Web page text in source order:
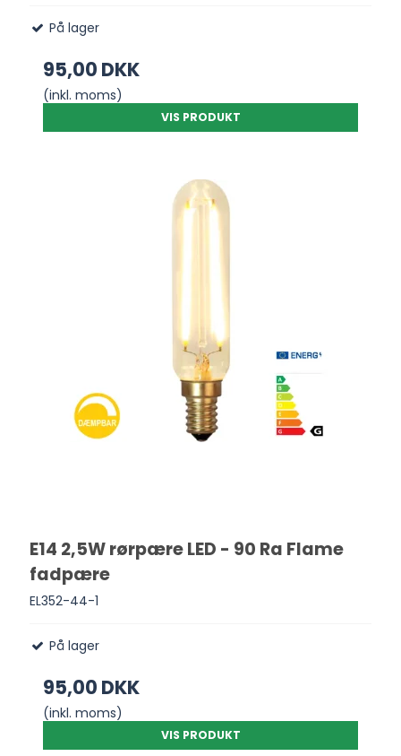
På lager
95,00 DKK
(inkl. moms)
VIS PRODUKT
E14 2,5W rørpære LED - 90 Ra Flame
fadpære
EL352-44-1
På lager
95,00 DKK
(inkl. moms)
VIS PRODUKT